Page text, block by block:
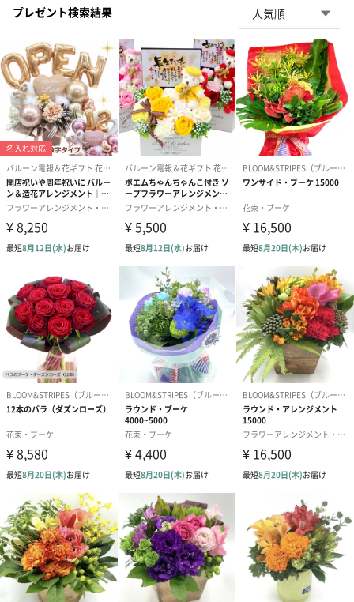
プレゼント検索結果